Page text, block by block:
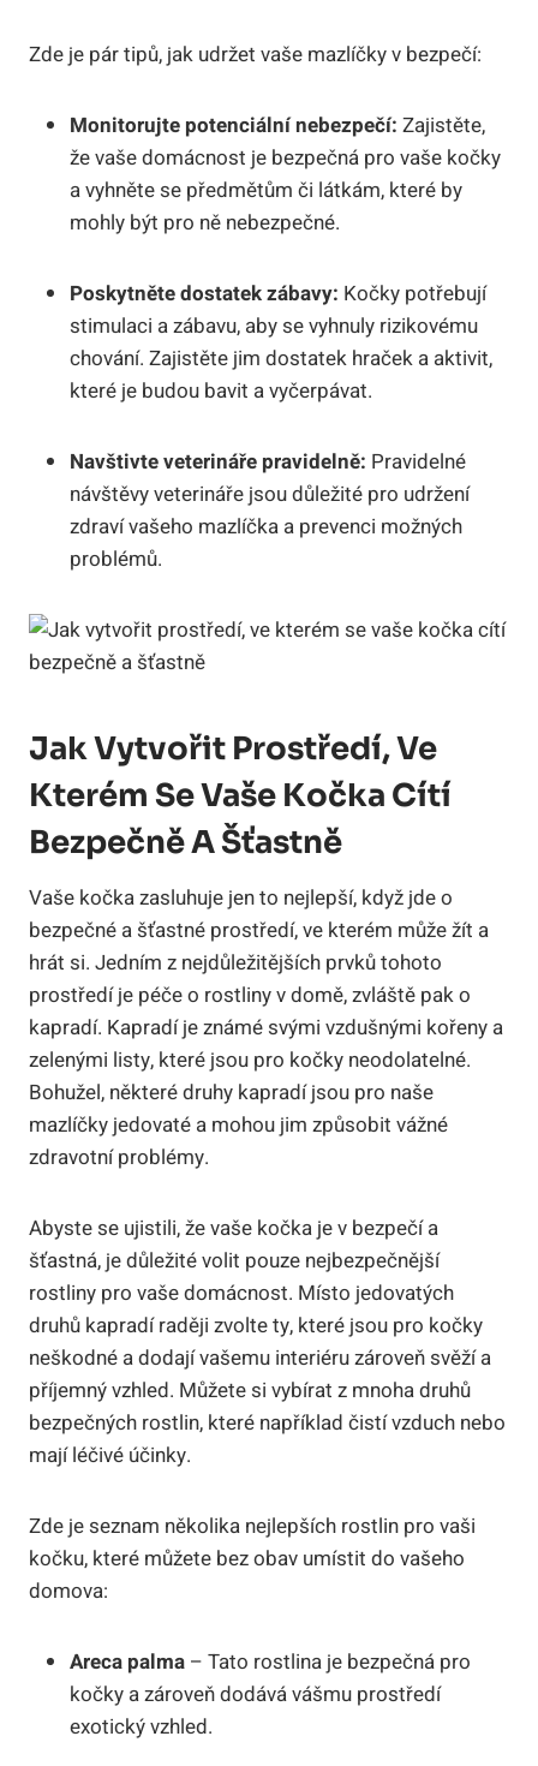
Zde je pár tipů, jak udržet vaše mazlíčky v bezpečí:
Monitorujte potenciální nebezpečí: Zajistěte,
že vaše domácnost je bezpečná pro vaše kočky
a vyhněte se předmětům či látkám, které by
mohly být pro ně nebezpečné.
Poskytněte dostatek zábavy: Kočky potřebují
stimulaci a zábavu, aby se vyhnuly rizikovému
chování. Zajistěte jim dostatek hraček a aktivit,
které je budou bavit a vyčerpávat.
Navštivte veterináře pravidelně: Pravidelné
návštěvy veterináře jsou důležité pro udržení
zdraví vašeho mazlíčka a prevenci možných
problémů.
Jak Vytvořit Prostředí, Ve
Kterém Se Vaše Kočka Cítí
Bezpečně A Šťastně
Vaše kočka zasluhuje jen to nejlepší, když jde o
bezpečné a šťastné prostředí, ve kterém může žít a
hrát si. Jedním z nejdůležitějších prvků tohoto
prostředí je péče o rostliny v domě, zvláště pak o
kapradí. Kapradí je známé svými vzdušnými kořeny a
zelenými listy, které jsou pro kočky neodolatelné.
Bohužel, některé druhy kapradí jsou pro naše
mazlíčky jedovaté a mohou jim způsobit vážné
zdravotní problémy.
Abyste se ujistili, že vaše kočka je v bezpečí a
šťastná, je důležité volit pouze nejbezpečnější
rostliny pro vaše domácnost. Místo jedovatých
druhů kapradí raději zvolte ty, které jsou pro kočky
neškodné a dodají vašemu interiéru zároveň svěží a
příjemný vzhled. Můžete si vybírat z mnoha druhů
bezpečných rostlin, které například čistí vzduch nebo
mají léčivé účinky.
Zde je seznam několika nejlepších rostlin pro vaši
kočku, které můžete bez obav umístit do vašeho
domova:
Areca palma – Tato rostlina je bezpečná pro
kočky a zároveň dodává vášmu prostředí
exotický vzhled.